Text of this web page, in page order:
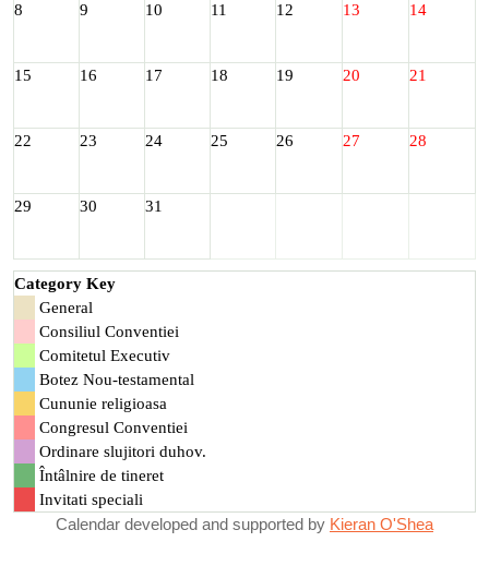
8 9 10 11 12 13 14
15 16 17 18 19 20 21
22 23 24 25 26 27 28
29 30 31
Category Key
General
Consiliul Conventiei
Comitetul Executiv
Botez Nou-testamental
Cununie religioasa
Congresul Conventiei
Ordinare slujitori duhov.
Întâlnire de tineret
Invitati speciali
Calendar developed and supported by Kieran O'Shea